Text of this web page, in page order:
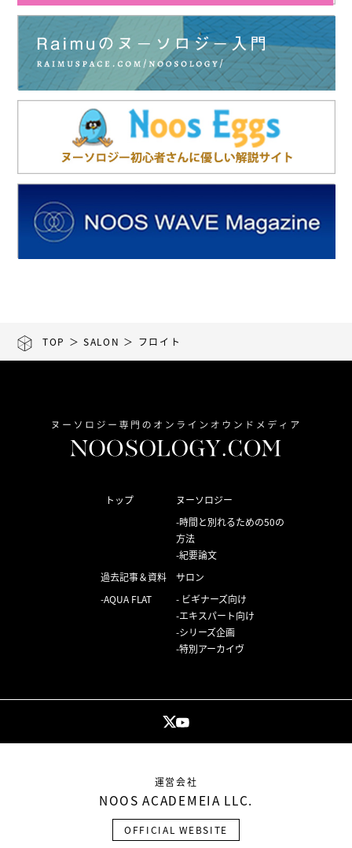
TOP ＞SALON ＞ フロイト
トップ
ヌーソロジー
時間と別れるための50の
方法
紀要論文
過去記事＆資料
AQUA FLAT
サロン
ビギナーズ向け
エキスパート向け
シリーズ企画
特別アーカイヴ
運営会社
NOOS ACADEMEIA LLC.
OFFICIAL WEBSITE